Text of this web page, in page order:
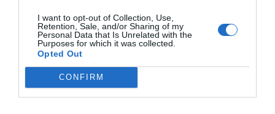
I want to opt-out of Collection, Use,
Retention, Sale, and/or Sharing of my
Personal Data that Is Unrelated with the
Purposes for which it was collected.
Opted Out
CONFIRM
2Playbook Club2P